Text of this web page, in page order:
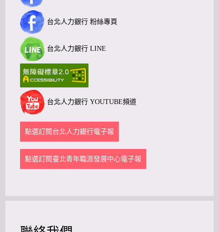
台北人力銀行 粉絲專頁
台北人力銀行 LINE
台北人力銀行 YOUTUBE頻道
點選訂閱台北人力銀行電子報
點選訂閱臺北青年職涯發展中心電子報